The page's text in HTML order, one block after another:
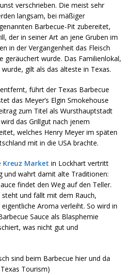
verschrieben. Die meist sehr
langsam, bei mäßiger
Barbecue-Pit zubereitet,
der in seiner Art an jene Gruben im
in der Vergangenheit das Fleisch
geräuchert wurde. Das Familienlokal,
gilt als das älteste in Texas.
führt der Texas Barbecue
das Meyer’s Elgin Smokehouse
zum Titel als Wursthauptstadt
das Grillgut nach jenem
welches Henry Meyer im späten
mit in die USA brachte.
Kreuz Market in Lockhart vertritt
und wahrt damit alte Traditionen:
findet den Weg auf den Teller.
und fällt mit dem Rauch,
Aroma verleiht. So wird in
Sauce als Blasphemie
was nicht gut und